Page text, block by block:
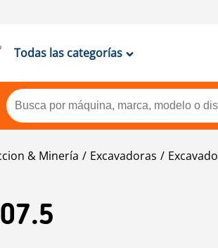
Todas las categorías
& Minería Excavadoras